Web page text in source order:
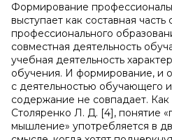
Формирование
выступает как составная часть
профессионального
совместная деятельность
учебная деятельность
обучения. И формирование, и
с деятельностью обучающего
содержание не совпадает. Как
Столяренко Л. Д. [4], понятие
мышление» употребляется в